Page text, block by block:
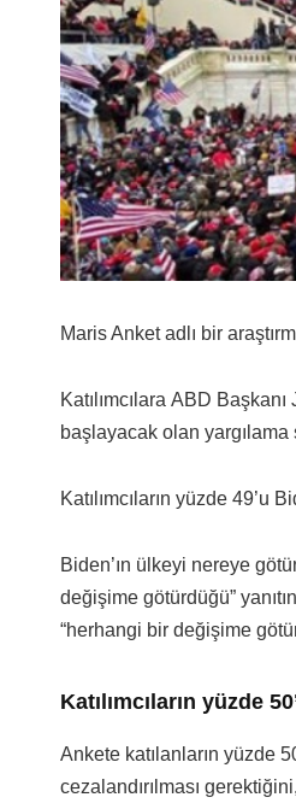
Maris Anket adlı bir
Katılımcılara ABD
başlayacak olan
Katılımcıların yüzde 49’u
Biden’ın ülkeyi nereye
değişime götürdüğü”
“herhangi bir değişime
Katılımcıların yüzde
Ankete katılanların yüzde
cezalandırılması